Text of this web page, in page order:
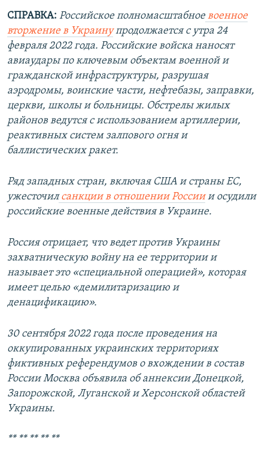
СПРАВКА: Российское полномасштабноевоенное
вторжение в Украинупродолжается с утра 24
февраля 2022 года. Российские войска наносят
авиаудары по ключевым объектам военной и
гражданской инфраструктуры, разрушая
аэродромы, воинские части, нефтебазы, заправки,
церкви, школы и больницы. Обстрелы жилых
районов ведутся с использованием артиллерии,
реактивных систем залпового огня и
баллистических ракет.
Ряд западных стран, включая США и страны ЕС,
ужесточилсанкции в отношении Россиии осудили
российские военные действия в Украине.
Россия отрицает, что ведет против Украины
захватническую войну на ее территории и
называет это «специальной операцией», которая
имеет целью «демилитаризацию и
денацификацию».
30 сентября 2022 года после проведения на
оккупированных украинских территориях
фиктивных референдумов о вхождении в состав
России Москва объявила об аннексии Донецкой,
Запорожской, Луганской и Херсонской областей
Украины.
** ** ** ** **